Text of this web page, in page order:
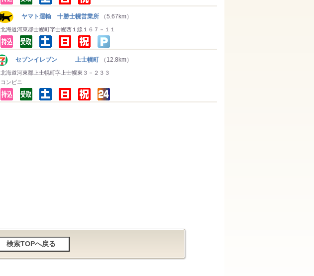
ヤマト運輸 十勝士幌営業所 （5.67km）
北海道河東郡士幌町字士幌西１線１６７－１１
セブンイレブン 上士幌町 （12.8km）
北海道河東郡上士幌町字上士幌東３－２３３
コンビニ